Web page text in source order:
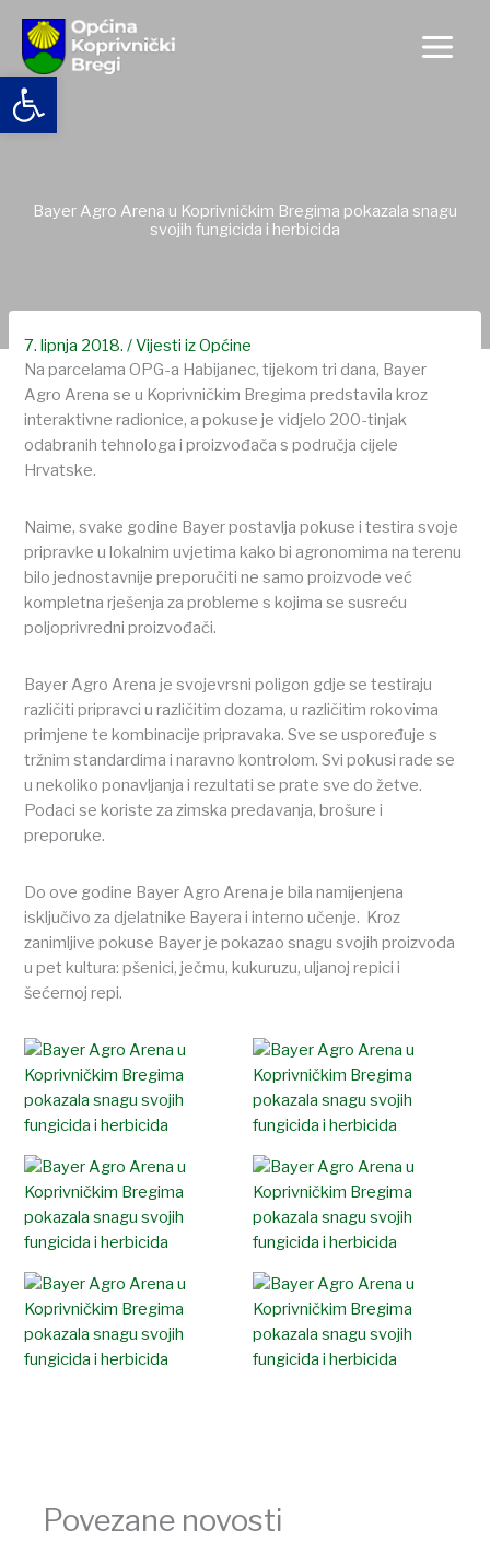
Open toolbar
content
Bayer Agro Arena u Koprivničkim Bregima pokazala snagu
svojih fungicida i herbicida
7. lipnja 2018./Vijesti iz Općine
Na parcelama OPG-a Habijanec, tijekom tri dana, Bayer
Agro Arena se u Koprivničkim Bregima predstavila kroz
interaktivne radionice, a pokuse je vidjelo 200-tinjak
odabranih tehnologa i proizvođača s područja cijele
Hrvatske.
Naime, svake godine Bayer postavlja pokuse i testira svoje
pripravke u lokalnim uvjetima kako bi agronomima na terenu
bilo jednostavnije preporučiti ne samo proizvode već
kompletna rješenja za probleme s kojima se susreću
poljoprivredni proizvođači.
Bayer Agro Arena je svojevrsni poligon gdje se testiraju
različiti pripravci u različitim dozama, u različitim rokovima
primjene te kombinacije pripravaka. Sve se uspoređuje s
tržnim standardima i naravno kontrolom. Svi pokusi rade se
u nekoliko ponavljanja i rezultati se prate sve do žetve.
Podaci se koriste za zimska predavanja, brošure i
preporuke.
Do ove godine Bayer Agro Arena je bila namijenjena
isključivo za djelatnike Bayera i interno učenje. Kroz
zanimljive pokuse Bayer je pokazao snagu svojih proizvoda
u pet kultura: pšenici, ječmu, kukuruzu, uljanoj repici i
šećernoj repi.
Povezane novosti